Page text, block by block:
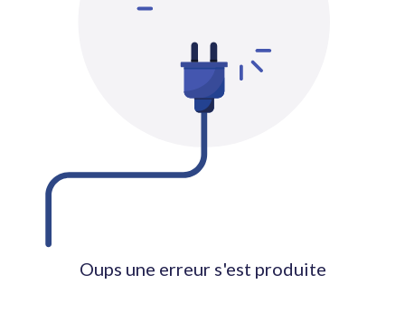
Oups une erreur s'est produite